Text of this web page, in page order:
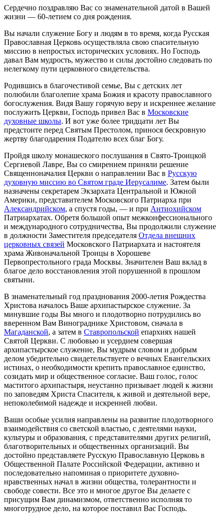
Сердечно поздравляю Вас со знаменательной датой в Вашей
жизни — 60-летием со дня рождения.
Вы начали служение Богу и людям в то время, когда Русская
Православная Церковь осуществляла свою спасительную
миссию в непростых исторических условиях. Но Господь
давал Вам мудрость, мужество и силы достойно следовать по
нелегкому пути церковного свидетельства.
Родившись в благочестивой семье, Вы с детских лет
полюбили благолепие храма Божия и красоту православного
богослужения. Видя Вашу горячую веру и искреннее желание
послужить Церкви, Господь привел Вас в Московские
духовные школы. И вот уже более тридцати лет Вы
предстоите перед Святым Престолом, принося бескровную
жертву благодарения Подателю всех благ Богу.
Пройдя школу монашеского послушания в Свято-Троицкой
Сергиевой Лавре, Вы со смирением приняли решение
Священноначалия Церкви о направлении Вас в Русскую
духовную миссию во Святом граде Иерусалиме. Затем были
назначены секретарем Экзархата Центральной и Южной
Америки, представителем Московского Патриарха при
Александрийском, а спустя годы, — и при Антиохийском
Патриархатах. Обретя большой опыт межконфессионального
и международного сотрудничества, Вы продолжили служение
в должности Заместителя председателя Отдела внешних
церковных связей Московского Патриархата и настоятеля
храма Живоначальной Троицы в Хорошеве
Первопрестольного града Москвы. Значителен Ваш вклад в
благое дело восстановления этой порушенной в прошлом
святыни.
В знаменательный год празднования 2000-летия Рождества
Христова началось Ваше архипастырское служение. За
минувшие годы Вы много и плодотворно потрудились во
вверенном Вам Винограднике Христовом, сначала в
Магаданской, а затем в Ставропольской епархиях нашей
Святой Церкви. С любовью и усердием совершая
архипастырское служение, Вы мудрым словом и добрым
делом убедительно свидетельствуете о вечных Евангельских
истинах, о необходимости крепить православное единство,
созидать мир и общественное согласие. Ваш голос, голос
маститого архипастыря, неустанно призывает людей к жизни
по заповедям Христа Спасителя, к живой и деятельной вере,
непоколебимой надежде и искренней любви.
Ваши особые усилия направлены на развитие плодотворного
взаимодействия со светской властью, с деятелями науки,
культуры и образования, с представителями других религий,
благотворительных и общественных организаций. Вы
достойно представляете Русскую Православную Церковь в
Общественной Палате Российской Федерации, активно и
последовательно напоминая о приоритете духовно-
нравственных начал в жизни общества, толерантности и
свободе совести. Все это и многое другое Вы делаете с
присущим Вам динамизмом, ответственно исполняя то
многотрудное дело, на которое поставил Вас Господь.